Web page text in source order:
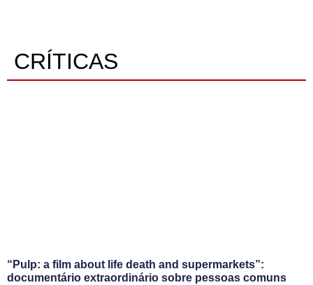
CRÍTICAS
“Pulp: a film about life death and supermarkets”:
documentário extraordinário sobre pessoas comuns